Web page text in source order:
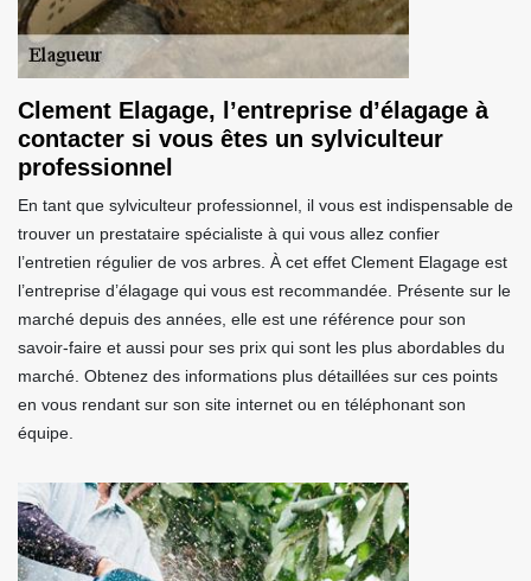
Clement Elagage, l’entreprise d’élagage à
contacter si vous êtes un sylviculteur
professionnel
En tant que sylviculteur professionnel, il vous est indispensable de
trouver un prestataire spécialiste à qui vous allez confier
l’entretien régulier de vos arbres. À cet effet Clement Elagage est
l’entreprise d’élagage qui vous est recommandée. Présente sur le
marché depuis des années, elle est une référence pour son
savoir-faire et aussi pour ses prix qui sont les plus abordables du
marché. Obtenez des informations plus détaillées sur ces points
en vous rendant sur son site internet ou en téléphonant son
équipe.